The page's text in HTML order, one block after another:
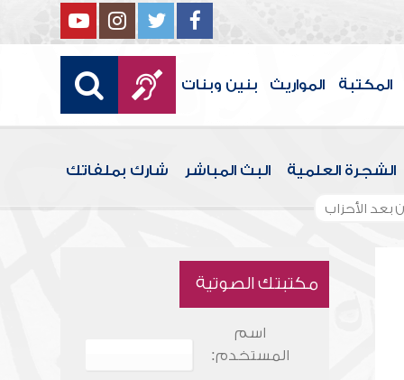
المكتبة المواريث بنين وبنات
الشجرة العلمية البث المباشر شارك بملفاتك
بعد الأحزاب
مكتبتك الصوتية
اسم
المستخدم: